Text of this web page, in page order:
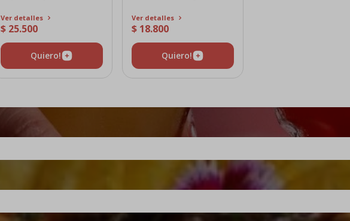
Ver detalles
$ 25.500
Quiero!
Ver detalles
$ 18.800
Quiero!